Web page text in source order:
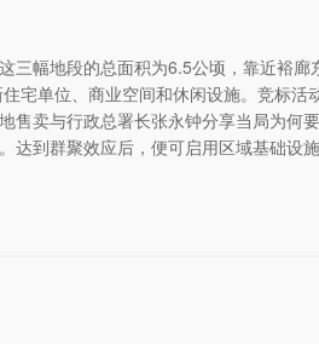
三幅地段的总面积为6.5公顷，靠近裕
宅单位、商业空间和休闲设施。竞标
售卖与行政总署长张永钟分享当局为
达到群聚效应后，便可启用区域基础设